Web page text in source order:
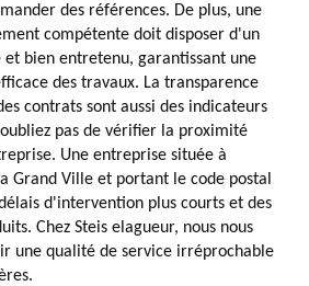
des références. De plus, une
compétente doit disposer d'un
bien entretenu, garantissant une
des travaux. La transparence
contrats sont aussi des indicateurs
pas de vérifier la proximité
Une entreprise située à
Grand Ville et portant le code postal
d'intervention plus courts et des
Chez Steis elagueur, nous nous
une qualité de service irréprochable